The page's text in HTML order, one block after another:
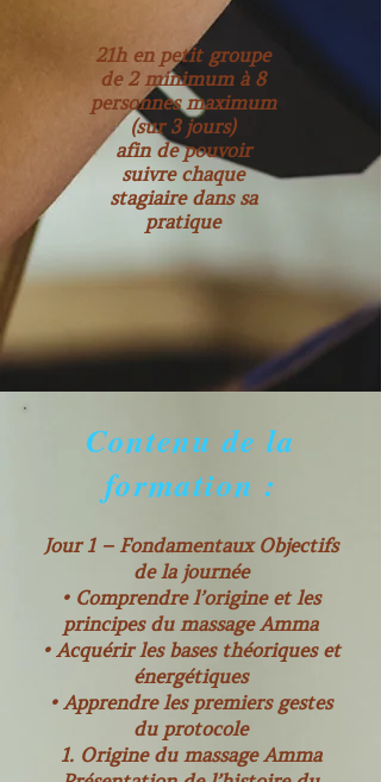
21h en petit groupe
de 2 minimum à 8
personnes maximum
(sur 3 jours)
afin de pouvoir
suivre chaque
stagiaire dans sa
pratique
Contenu de la
formation :
​Jour 1 – Fondamentaux Objectifs
de la journée
• Comprendre l’origine et les
principes du massage Amma
• Acquérir les bases théoriques et
énergétiques
• Apprendre les premiers gestes
du protocole
1. Origine du massage Amma